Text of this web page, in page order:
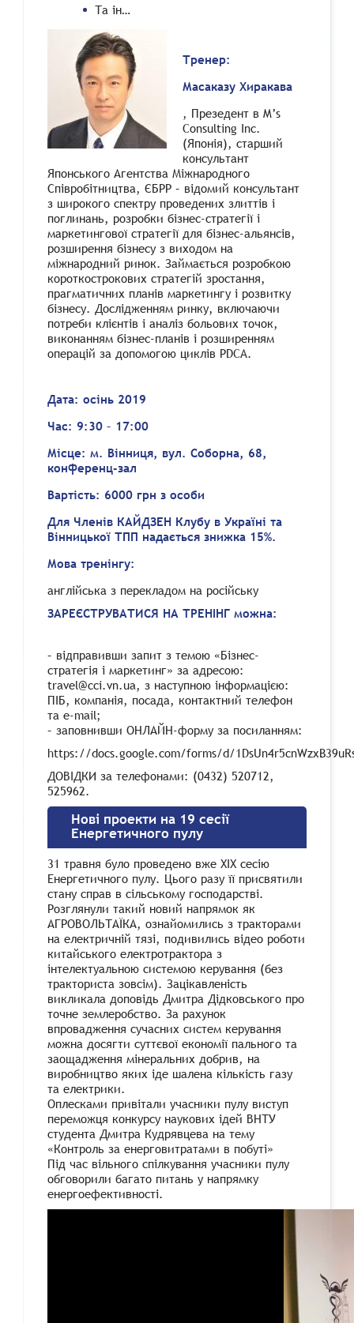
Та ін…
Тренер:
Масаказу Хиракава
, Презедент в M’s
Consulting Inc.
(Японія), старший
консультант
Японського Агентства Міжнародного
Співробітництва, ЄБРР – відомий консультант
з широкого спектру проведених злиттів і
поглинань, розробки бізнес-стратегії і
маркетингової стратегії для бізнес-альянсів,
розширення бізнесу з виходом на
міжнародний ринок. Займається розробкою
короткострокових стратегій зростання,
прагматичних планів маркетингу і розвитку
бізнесу. Дослідженням ринку, включаючи
потреби клієнтів і аналіз больових точок,
виконанням бізнес-планів і розширенням
операцій за допомогою циклів PDCA.
Дата: осінь 2019
Час: 9:30 – 17:00
Місце: м. Вінниця, вул. Соборна, 68,
конференц-зал
Вартість: 6000 грн з особи
Для Членів КАЙДЗЕН Клубу в Україні та
Вінницької ТПП надається знижка 15%.
Мова тренінгу:
англійська з перекладом на російську
ЗАРЕЄСТРУВАТИСЯ НА ТРЕНІНГ можна:
– відправивши запит з темою «Бізнес-
стратегія і маркетинг» за адресою:
travel@cci.vn.ua, з наступною інформацією:
ПІБ, компанія, посада, контактний телефон
та e-mail;
– заповнивши ОНЛАЙН-форму за посиланням:
https://docs.google.com/forms/d/
ДОВІДКИ за телефонами: (0432) 520712,
525962.
Нові проекти на 19 сесії
Енергетичного пулу
31 травня було проведено вже ХІХ сесію
Енергетичного пулу. Цього разу її присвятили
стану справ в сільському господарстві.
Розглянули такий новий напрямок як
АГРОВОЛЬТАЇКА, ознайомились з тракторами
на електричній тязі, подивились відео роботи
китайського електротрактора з
інтелектуальною системою керування (без
тракториста зовсім). Зацікавленість
викликала доповідь Дмитра Дідковського про
точне землеробство. За рахунок
впровадження сучасних систем керування
можна досягти суттєвої економії пального та
заощадження мінеральних добрив, на
виробництво яких іде шалена кількість газу
та електрики.
Оплесками привітали учасники пулу виступ
переможця конкурсу наукових ідей ВНТУ
студента Дмитра Кудрявцева на тему
«Контроль за енерговитратами в побуті»
Під час вільного спілкування учасники пулу
обговорили багато питань у напрямку
енергоефективності.